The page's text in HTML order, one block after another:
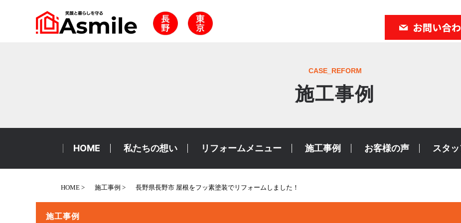
CASE_REFORM
施工事例
HOME 私たちの想い リフォームメニュー 施工事例 お客様の声 スタ
HOME 施工事例 長野県長野市 屋根をフッ素塗装でリフォームしました！
施工事例